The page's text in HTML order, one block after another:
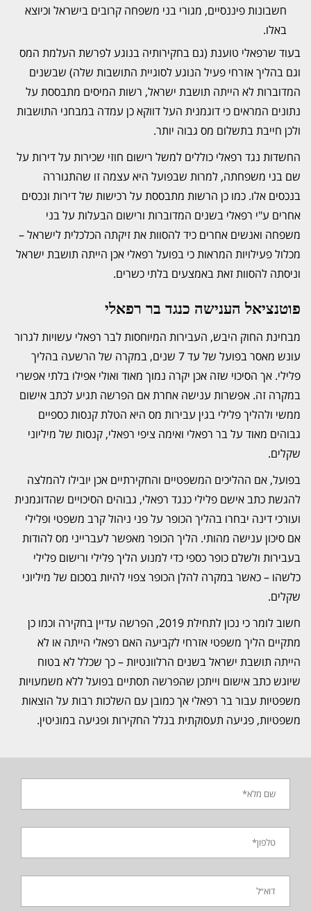
חשבונות פיננסיים, מגורי בני משפחה קרובים בישראל וכיוצא
באלו.
בעוד שרפאלי טוענת (גם בחקירותיה בנוגע לפרשת העלמת המס
וגם בהליך אזרחי פעיל הנוגע לסוגיית התושבות שלה) שבשנים
המדוברות לא הייתה תושבת ישראל, רשות המיסים מתבססת על
נתונים המראים כי דוגמנית העל דווקא כן עמדה במבחני התושבות
ולכן חייבת בתשלום מס גבוה יותר.
החשדות נגד רפאלי כוללים למשל רישום חוזי שכירות על דירות על
שם בני משפחתה, למרות שבפועל היא עצמה זו שהתגוררה
בנכסים אלו. כמו כן הרשות מתבססת על רכישות של דירות ונכסים
אחרים ע"י רפאלי בשנים המדוברות ורישום הבעלות על בני
משפחה ואנשים אחרים כיד להסוות את זיקתה הכלכלית לישראל –
מכלול פעילויות המראות כי בפועל רפאלי אכן הייתה תושבת ישראל
וניסתה להסוות זאת באמצעים בלתי כשרים.
פוטנציאל הענישה כנגד בר רפאלי
מבחינת החוק היבש, העבירות המיוחסות לבר רפאלי עשויות לגרור
עונש מאסר בפועל של עד 7 שנים, במקרה של הרשעה בהליך
פלילי. אך הסיכוי שזה אכן יקרה נמוך מאוד ואולי אפילו בלתי אפשרי
במקרה זה. אפשרות ענישה אחרת אם הפרשה תגיע לכתב אישום
ממשי ולהליך פלילי בגין עבירות מס היא הטלת קנסות כספיים
גבוהים מאוד על בר רפאלי ואימה ציפי רפאלי, קנסות של מיליוני
שקלים.
בפועל, אם ההליכים המשפטיים והחקירתיים אכן יובילו להמלצה
להגשת כתב אישם פלילי כנגד רפאלי, גבוהים הסיכויים שהדוגמנית
ועורכי דינה יבחרו בהליך הכופר על פני ניהול קרב משפטי ופלילי
אם סיכון ענישה מהותי. הליך הכופר מאפשר לעברייני מס להודות
בעבירות ולשלם כופר כספי כדי למנוע הליך פלילי ורישום פלילי
כלשהו – כאשר במקרה להלן הכופר צפוי להיות בסכום של מיליוני
שקלים.
חשוב לומר כי נכון לתחילת 2019, הפרשה עדיין בחקירה וכמו כן
מתקיים הליך משפטי אזרחי לקביעה האם רפאלי הייתה או לא
הייתה תושבת ישראל בשנים הרלוונטיות – כך שכלל לא בטוח
שיוגש כתב אישום וייתכן שהפרשה תסתיים בפועל ללא משמעויות
משפטיות עבור בר רפאלי אך כמובן עם השלכות רבות על הוצאות
משפטיות, פגיעה תעסוקתית בגלל החקירות ופגיעה במוניטין.